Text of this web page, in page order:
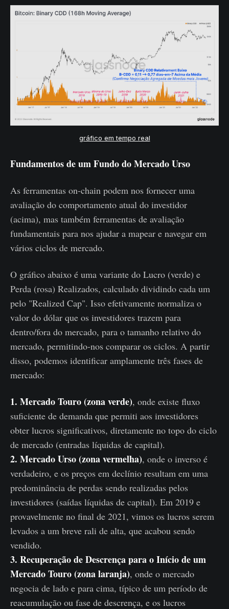
gráfico em tempo real
Fundamentos de um Fundo do Mercado Urso
As ferramentas on-chain podem nos fornecer uma
avaliação do comportamento atual do investidor
(acima), mas também ferramentas de avaliação
fundamentais para nos ajudar a mapear e navegar em
vários ciclos de mercado.
O gráfico abaixo é uma variante do Lucro (verde) e
Perda (rosa) Realizados, calculado dividindo cada um
pelo "Realized Cap". Isso efetivamente normaliza o
valor do dólar que os investidores trazem para
dentro/fora do mercado, para o tamanho relativo do
mercado, permitindo-nos comparar os ciclos. A partir
disso, podemos identificar amplamente três fases de
mercado:
1. Mercado Touro (zona verde), onde existe fluxo
suficiente de demanda que permiti aos investidores
obter lucros significativos, diretamente no topo do ciclo
de mercado (entradas líquidas de capital).
2. Mercado Urso (zona vermelha), onde o inverso é
verdadeiro, e os preços em declínio resultam em uma
predominância de perdas sendo realizadas pelos
investidores (saídas líquidas de capital). Em 2019 e
provavelmente no final de 2021, vimos os lucros serem
levados a um breve rali de alta, que acabou sendo
vendido.
3. Recuperação de Descrença para o Início de um
Mercado Touro (zona laranja), onde o mercado
negocia de lado e para cima, típico de um período de
reacumulação ou fase de descrença, e os lucros